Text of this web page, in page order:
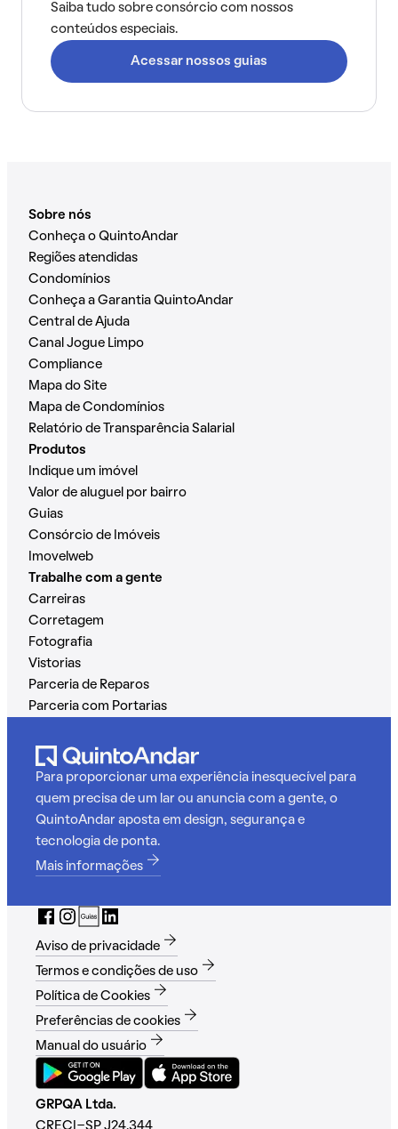
Saiba tudo sobre consórcio com nossos
conteúdos especiais.
Acessar nossos guias
Sobre nós
Conheça o QuintoAndar
Regiões atendidas
Condomínios
Conheça a Garantia QuintoAndar
Central de Ajuda
Canal Jogue Limpo
Compliance
Mapa do Site
Mapa de Condomínios
Relatório de Transparência Salarial
Produtos
Indique um imóvel
Valor de aluguel por bairro
Guias
Consórcio de Imóveis
Imovelweb
Trabalhe com a gente
Carreiras
Corretagem
Fotografia
Vistorias
Parceria de Reparos
Parceria com Portarias
Para proporcionar uma experiência inesquecível para
quem precisa de um lar ou anuncia com a gente, o
QuintoAndar aposta em design, segurança e
tecnologia de ponta.
Mais informações
Aviso de privacidade
Termos e condições de uso
Política de Cookies
Preferências de cookies
Manual do usuário
GRPQA Ltda.